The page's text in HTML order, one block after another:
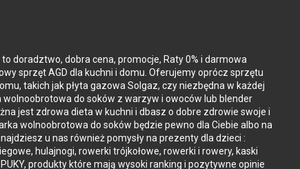
to doradztwo, dobra cena, promocje, Raty 0% i darmowa
sprzęt AGD dla kuchni i domu. Oferujemy oprócz sprzętu
takich jak płyta gazowa Solgaz, czy niezbędna w każdej
wolnoobrotowa do soków z warzyw i owoców lub blender
jest zdrowa dieta w kuchni i dbasz o dobre zdrowie swoje i
wolnoobrotowa do soków będzie pewno dla Ciebie albo na
u nas również pomysły na prezenty dla dzieci :
hulajnogi, rowerki trójkołowe, rowerki i rowery, kaski
produkty które mają wysoki ranking i pozytywne opinie